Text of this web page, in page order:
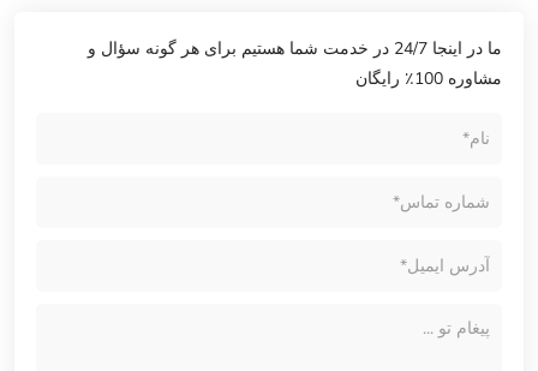
ما در اینجا 24/7 در خدمت شما هستیم برای هر گونه سؤال و
مشاوره 100٪ رایگان